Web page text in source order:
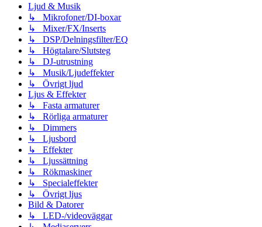
Ljud & Musik
↳ Mikrofoner/DI-boxar
↳ Mixer/FX/Inserts
↳ DSP/Delningsfilter/EQ
↳ Högtalare/Slutsteg
↳ DJ-utrustning
↳ Musik/Ljudeffekter
↳ Övrigt ljud
Ljus & Effekter
↳ Fasta armaturer
↳ Rörliga armaturer
↳ Dimmers
↳ Ljusbord
↳ Effekter
↳ Ljussättning
↳ Rökmaskiner
↳ Specialeffekter
↳ Övrigt ljus
Bild & Datorer
↳ LED-/videoväggar